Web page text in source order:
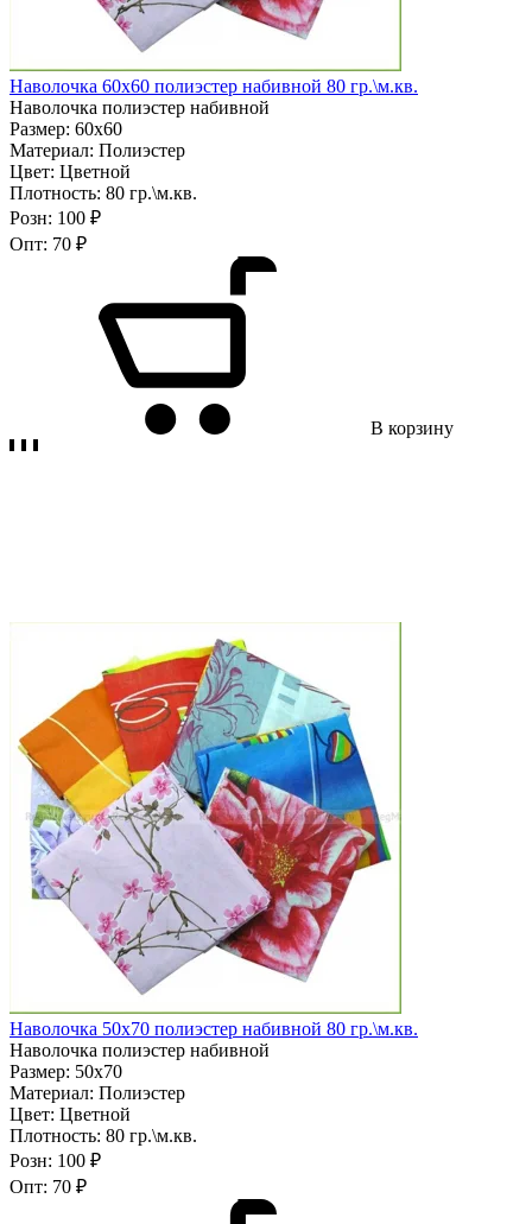
Наволочка 60х60 полиэстер набивной 80 гр.\м.кв.
Наволочка полиэстер набивной
Размер: 60х60
Материал: Полиэстер
Цвет: Цветной
Плотность: 80 гр.\м.кв.
Розн: 100 ₽
Опт: 70 ₽
В корзину
Наволочка 50х70 полиэстер набивной 80 гр.\м.кв.
Наволочка полиэстер набивной
Размер: 50х70
Материал: Полиэстер
Цвет: Цветной
Плотность: 80 гр.\м.кв.
Розн: 100 ₽
Опт: 70 ₽